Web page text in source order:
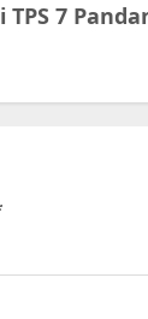
TPS 7